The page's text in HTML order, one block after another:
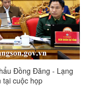
Đồng Đăng - Lạng
tại cuộc họp